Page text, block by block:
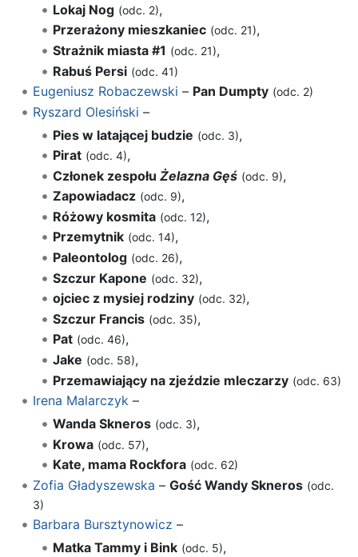
Lokaj Nog (odc. 2),
Przerażony mieszkaniec (odc. 21),
Strażnik miasta #1 (odc. 21),
Rabuś Persi (odc. 41)
Eugeniusz Robaczewski – Pan Dumpty (odc. 2)
Ryszard Olesiński –
Pies w latającej budzie (odc. 3),
Pirat (odc. 4),
Członek zespołuŻelazna Gęś (odc. 9),
Zapowiadacz (odc. 9),
Różowy kosmita (odc. 12),
Przemytnik (odc. 14),
Paleontolog (odc. 26),
Szczur Kapone (odc. 32),
ojciec z mysiej rodziny (odc. 32),
Szczur Francis (odc. 35),
Pat (odc. 46),
Jake (odc. 58),
Przemawiający na zjeździe mleczarzy (odc. 63)
Irena Malarczyk–
Wanda Skneros (odc. 3),
Krowa (odc. 57),
Kate, mama Rockfora (odc. 62)
Zofia Gładyszewska – Gość Wandy Skneros (odc.
3)
Barbara Bursztynowicz –
Matka Tammy i Bink (odc. 5),